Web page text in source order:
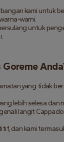
kami untuk
warni.
untuk
yang tidak
lebih selesa dan
langit
dan kami